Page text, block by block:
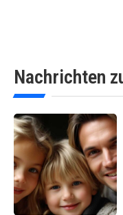
Nachrichten